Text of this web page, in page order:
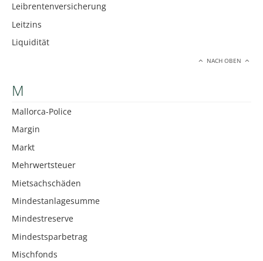
Leibrentenversicherung
Leitzins
Liquidität
NACH OBEN
M
Mallorca-Police
Margin
Markt
Mehrwertsteuer
Mietsachschäden
Mindestanlagesumme
Mindestreserve
Mindestsparbetrag
Mischfonds